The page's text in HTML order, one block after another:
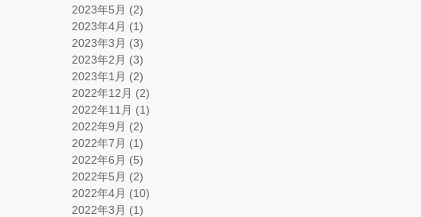
2023年5月 (2)
2023年4月 (1)
2023年3月 (3)
2023年2月 (3)
2023年1月 (2)
2022年12月 (2)
2022年11月 (1)
2022年9月 (2)
2022年7月 (1)
2022年6月 (5)
2022年5月 (2)
2022年4月 (10)
2022年3月 (1)